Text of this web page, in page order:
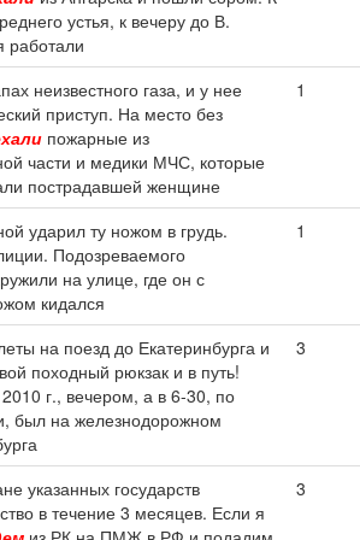
устья, к вечеру до В.
работали
неизвестного газа, и у нее
приступ. На место без
пожарные из
части и медики МЧС, которые
пострадавшей женщине
1
ударил ту ножом в грудь.
Подозреваемого
на улице, где он с
кидался
1
на поезд до Екатеринбурга и
походный рюкзак и в путь!
г., вечером, а в 6-30, по
был на железнодорожном
3
указанных государств
в течение 3 месяцев. Если я
3